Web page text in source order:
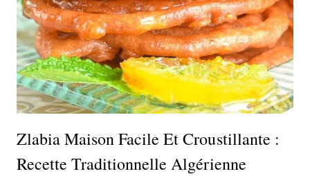
Zlabia Maison Facile Et Croustillante :
Recette Traditionnelle Algérienne